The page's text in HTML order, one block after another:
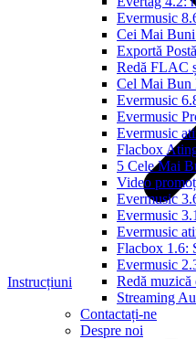
Evermusic
Cei Mai Buni
Exportă
Redă FLAC
Cel Mai Bun
Evermusic
Evermusic
Evermusic
Flacbox
5 Cele Mai
Video
Evermusic
Evermusic
Evermusic
Flacbox 1.6:
Evermusic
Redă muzică
Streaming
Contactați-ne
Despre noi
Instrucțiuni